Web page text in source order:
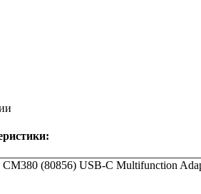
(80856) USB-C Multifunction